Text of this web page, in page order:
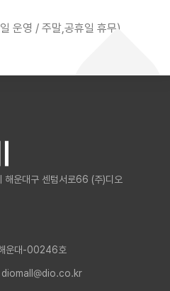
운영 / 주말,공휴일 휴무)
해운대구 센텀서로66 (주)디오
운대-00246호
diomall@dio.co.kr